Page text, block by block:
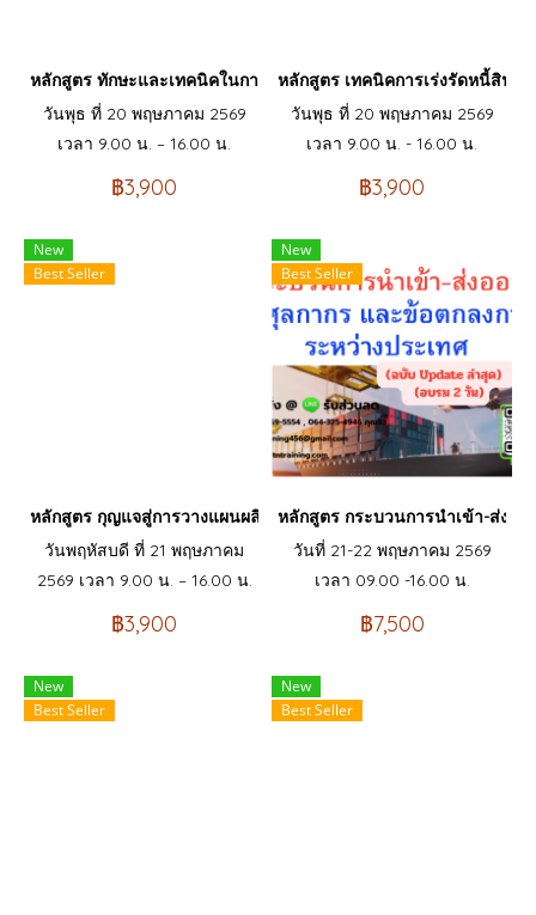
หลักสูตร ทักษะและเทคนิคในการเจรจาเพื่อติดตามหนี้ทางโทรศัพท์แ
วันพุธ ที่ 20 พฤษภาคม 2569
เวลา 9.00 น. – 16.00 น.
฿3,900
หลักสูตร เทคนิคการเร่งรัดหนี้สินอ
วันพุธ ที่ 20 พฤษภาคม 2569
เวลา 9.00 น. - 16.00 น.
฿3,900
New
Best Seller
หลักสูตร กุญแจสู่การวางแผนผลิตและ จัดการสต๊อกแบบเหนือชั้น:
วันพฤหัสบดี ที่ 21 พฤษภาคม
2569 เวลา 9.00 น. – 16.00 น.
฿3,900
New
Best Seller
หลักสูตร กระบวนการนำเข้า-ส่งอ
วันที่ 21-22 พฤษภาคม 2569
เวลา 09.00 -16.00 น.
฿7,500
New
Best Seller
New
Best Seller